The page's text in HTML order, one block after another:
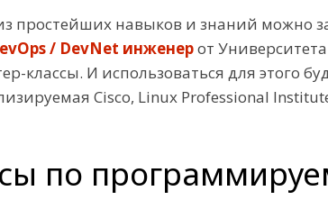
простейших навыков и знаний можно
/ DevNet инженерот
классы. И использоваться для этого
Cisco, Linux Professional
по